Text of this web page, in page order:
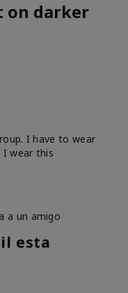
on darker
I have to wear
wear this
a un amigo
esta